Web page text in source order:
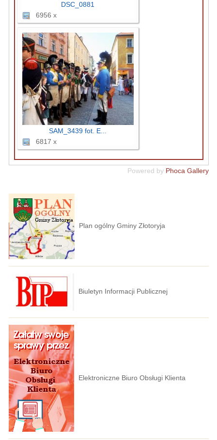
DSC_0881
6956 x
SAM_3439 fot. E...
6817 x
Powered by Phoca Gallery
Plan ogólny Gminy Złotoryja
Biuletyn Informacji Publicznej
Elektroniczne Biuro Obsługi Klienta